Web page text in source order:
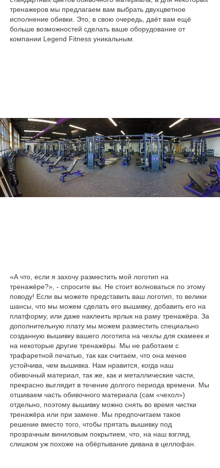
тренажеров мы предлагаем вам выбрать двухцветное
исполнение обивки. Это, в свою очередь, даёт вам ещё
больше возможностей сделать ваше оборудование от
компании Legend Fitness уникальным.
«А что, если я захочу разместить мой логотип на
тренажёре?», - спросите вы. Не стоит волноваться по этому
поводу! Если вы можете представить ваш логотип, то велики
шансы, что мы можем сделать его вышивку, добавить его на
платформу, или даже наклеить ярлык на раму тренажёра. За
дополнительную плату мы можем разместить специально
созданную вышивку вашего логотипа на чехлы для скамеек и
на некоторые другие тренажёры. Мы не работаем с
трафаретной печатью, так как считаем, что она менее
устойчива, чем вышивка. Нам нравится, когда наш
обивочный материал, так же, как и металлические части,
прекрасно выглядит в течение долгого периода времени. Мы
отшиваем часть обивочного материала (сам «чехол»)
отдельно, поэтому вышивку можно снять во время чистки
тренажёра или при замене. Мы предпочитаем такое
решение вместо того, чтобы прятать вышивку под
прозрачным виниловым покрытием, что, на наш взгляд,
слишком уж похоже на обёртывание дивана в целлофан.